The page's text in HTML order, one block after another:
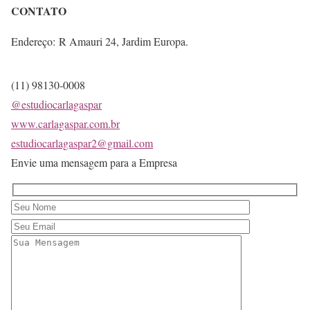
CONTATO
Endereço: R Amauri 24, Jardim Europa.
(11) 98130-0008
@estudiocarlagaspar
www.carlagaspar.com.br
estudiocarlagaspar2@gmail.com
Envie uma mensagem para a Empresa